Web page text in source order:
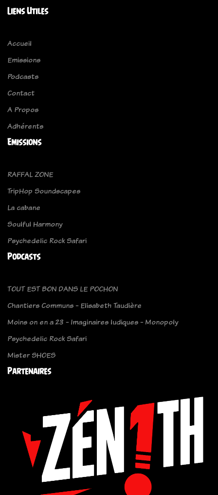
Liens Utiles
Accueil
Emissions
Podcasts
Contact
A Propos
Adhérents
Emissions
RAFFAL ZONE
TripHop Soundscapes
La cabane
Soulful Harmony
Psychedelic Rock Safari
Podcasts
TOUT EST BON DANS LE POCHON
Chantiers Communs - Elisabeth Taudière
Moins on en a 23 - Imaginaires ludiques - Monopoly
Psychedelic Rock Safari
Mister SHOES
Partenaires